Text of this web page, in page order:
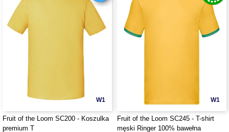
W1
Fruit of the Loom SC200 - Koszulka
premium T
W1
Fruit of the Loom SC245 - T-shirt
męski Ringer 100% bawełna